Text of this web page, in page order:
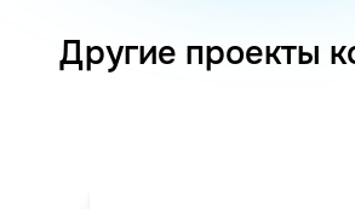
Другие проекты